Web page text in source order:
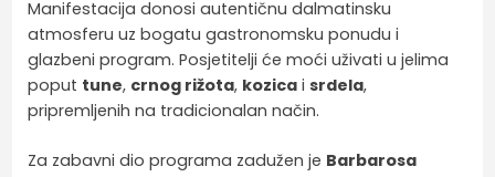
Manifestacija donosi autentičnu dalmatinsku
atmosferu uz bogatu gastronomsku ponudu i
glazbeni program. Posjetitelji će moći uživati u jelima
poput tune, crnog rižota, kozica isrdela,
pripremljenih na tradicionalan način.
Za zabavni dio programa zadužen je Barbarosa